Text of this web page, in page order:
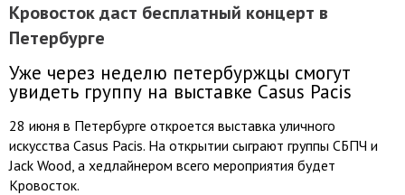
Кровосток даст бесплатный концерт в
Петербурге
Уже через неделю петербуржцы смогут
увидеть группу на выставке Casus Pacis
28 июня в Петербурге откроется выставка уличного
искусства Casus Pacis. На открытии сыграют группы СБПЧ и
Jack Wood, а хедлайнером всего мероприятия будет
Кровосток.